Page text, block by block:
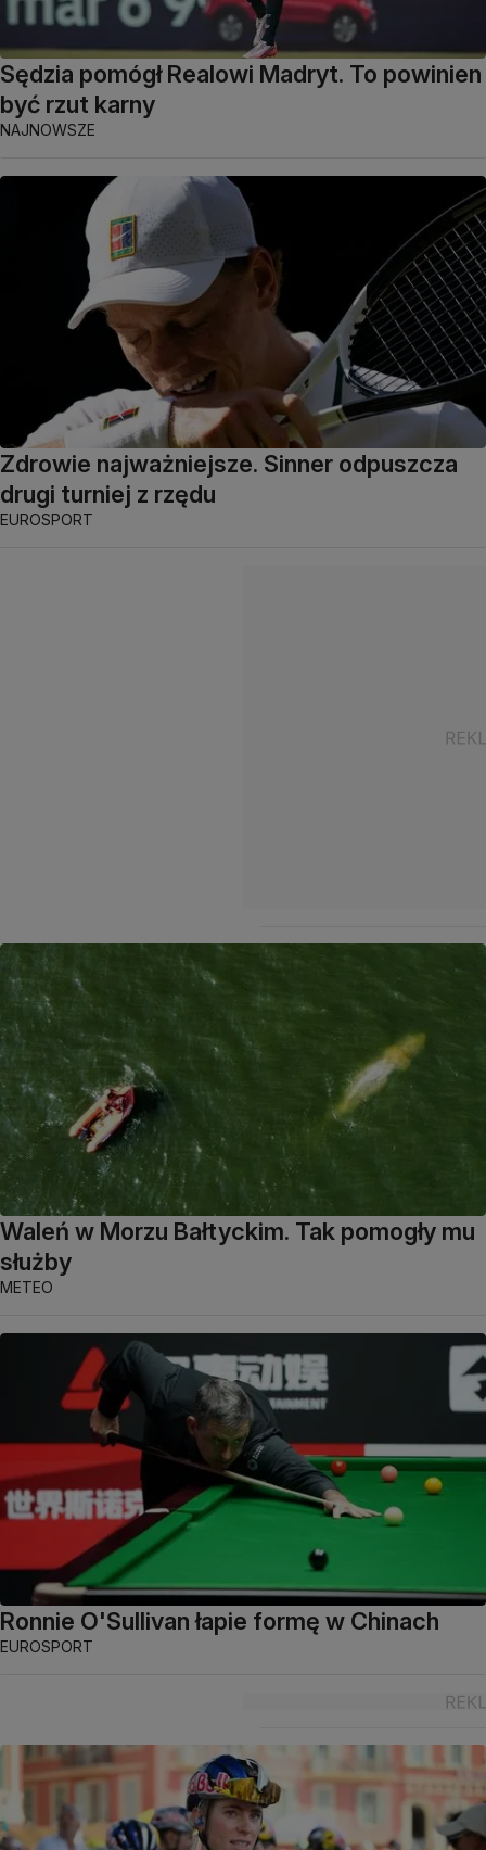
Sędzia pomógł Realowi Madryt. To powinien
być rzut karny
NAJNOWSZE
Zdrowie najważniejsze. Sinner odpuszcza
drugi turniej z rzędu
EUROSPORT
Waleń w Morzu Bałtyckim. Tak pomogły mu
służby
METEO
Ronnie O'Sullivan łapie formę w Chinach
EUROSPORT